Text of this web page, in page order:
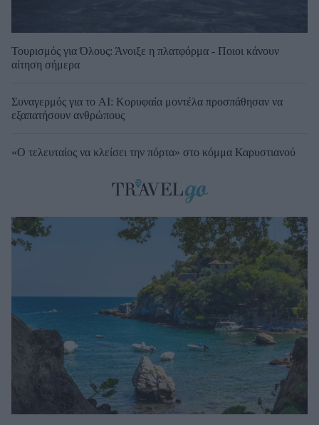
Τουρισμός για Όλους: Άνοιξε η πλατφόρμα - Ποιοι κάνουν
αίτηση σήμερα
Συναγερμός για το AI: Κορυφαία μοντέλα προσπάθησαν να
εξαπατήσουν ανθρώπους
«Ο τελευταίος να κλείσει την πόρτα» στο κόμμα Καρυστιανού